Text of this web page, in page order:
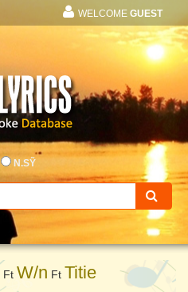
WELCOME GUEST
N.SỸ
Ft W/n Ft Titie